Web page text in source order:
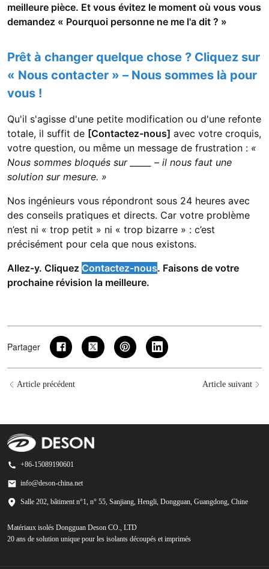
meilleure pièce. Et vous évitez le moment où vous vous
demandez « Pourquoi personne ne me l'a dit ? »
Prêt à changer quelque chose ? Cliquez sur
« Nous contacter » – Nous sommes là pour
vous !
Qu'il s'agisse d'une petite modification ou d'une refonte
totale, il suffit de [Contactez-nous] avec votre croquis,
votre question, ou même un message de frustration : «
Nous sommes bloqués sur _____ – il nous faut une
solution sur mesure. »
Nos ingénieurs vous répondront sous 24 heures avec
des conseils pratiques et directs. Car votre problème
n’est ni « trop petit » ni « trop bizarre » : c’est
précisément pour cela que nous existons.
Allez-y. Cliquez Contactez-nous. Faisons de votre
prochaine révision la meilleure.
Partager
Article précédent Article suivant
+86-15089190601
info@deson-china.net
Salle 202, bâtiment n°1, n° 55, Sanjiang, Hengli, Dongguan, Guangdong, Chine
Matériaux isolés Dongguan Deson CO., LTD
20 ans de solution unique pour les isolants découpés et imprimés